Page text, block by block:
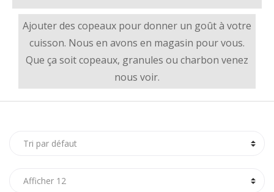
Ajouter des copeaux pour donner un goût à votre
cuisson. Nous en avons en magasin pour vous.
Que ça soit copeaux, granules ou charbon venez
nous voir.